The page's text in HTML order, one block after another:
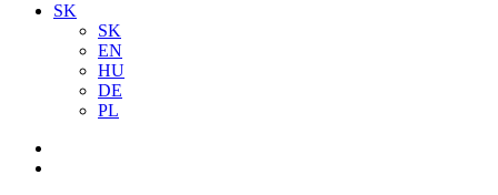
SK
SK
EN
HU
DE
PL